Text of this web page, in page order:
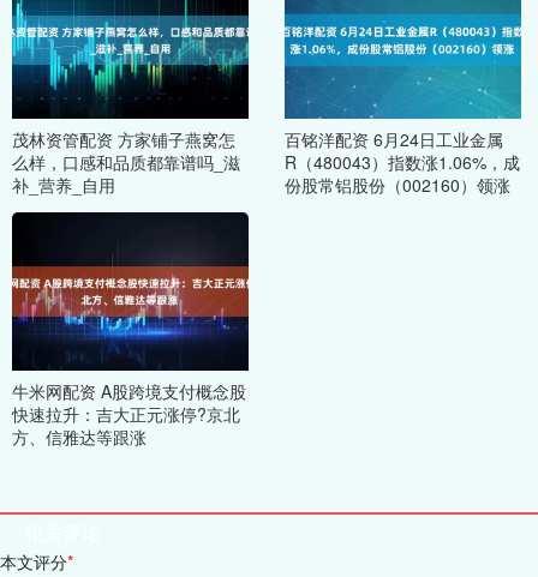
茂林资管配资 方家铺子燕窝怎
么样，口感和品质都靠谱吗_滋
补_营养_自用
百铭洋配资 6月24日工业金属
R（480043）指数涨1.06%，成
份股常铝股份（002160）领涨
牛米网配资 A股跨境支付概念股
快速拉升：吉大正元涨停?京北
方、信雅达等跟涨
本文评分*